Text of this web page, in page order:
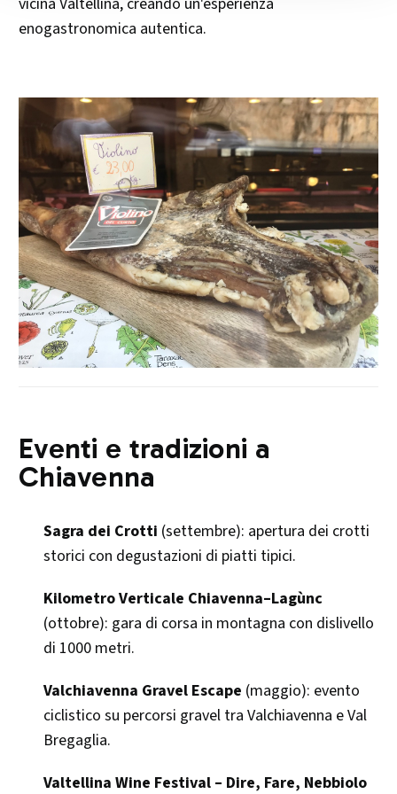
enogastronomica autentica.
Eventi e tradizioni a
Chiavenna
Sagra dei Crotti (settembre): apertura dei crotti
storici con degustazioni di piatti tipici.
Kilometro Verticale Chiavenna–Lagùnc
(ottobre): gara di corsa in montagna con dislivello
di 1000 metri.
Valchiavenna Gravel Escape (maggio): evento
ciclistico su percorsi gravel tra Valchiavenna e Val
Bregaglia.
Valtellina Wine Festival – Dire, Fare, Nebbiolo